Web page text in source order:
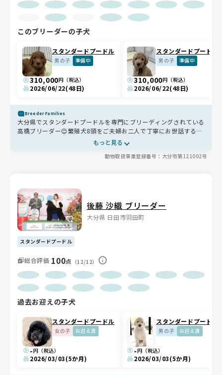
このブリーダーの子犬
スタンダードプードル
男の子 準備中
310,000円（税込）
2026/06/22(48日)
スタンダードプードル
男の子 準備中
310,000円（税込）
2026/06/22(48日)
Breeder Families
大分県でスタンダードプードルを専門にブリーディングされている
高橋ブリーダー😊繁殖犬8頭をご夫婦お二人で丁寧にお世話する少
数体制で、室内フリーや毎日のお散歩など運動環境も充実していま
す🏋️成長段階に合わせたフードの使い分けや、3項目すべてクリア
の遺伝子検査、母犬の体調を最優先にした繁殖など、各面で行き届
もっと見る
動物取扱事業登録番号：大分市第121002号
後藤 沙織 ブリーダー
大分県 日田市羽田町
スタンダードプードル
総合評価 100点 （12/12）
過去お迎えの子犬
スタンダードプードル
女の子 お迎え済
-円（税込）
2026/03/03(5か月)
スタンダードプードル
男の子 お迎え済
-円（税込）
2026/03/03(5か月)